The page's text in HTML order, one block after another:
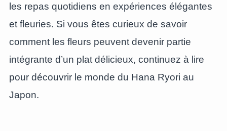
les repas quotidiens en expériences élégantes
et fleuries. Si vous êtes curieux de savoir
comment les fleurs peuvent devenir partie
intégrante d’un plat délicieux, continuez à lire
pour découvrir le monde du Hana Ryori au
Japon.